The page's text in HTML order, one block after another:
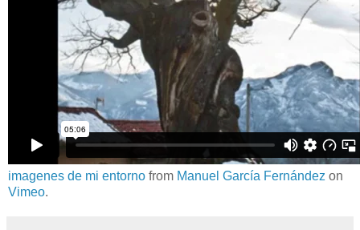
imagenes de mi entorno from Manuel García Fernández on
Vimeo.